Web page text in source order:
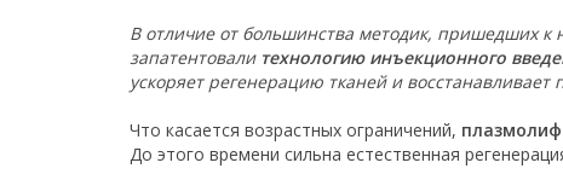
В отличие от большинства методик, пришедших
запатентовалитехнологию инъекционного
ускоряет регенерацию тканей и восстанавливает
Что касается возрастных ограничений,
До этого времени сильна естественная